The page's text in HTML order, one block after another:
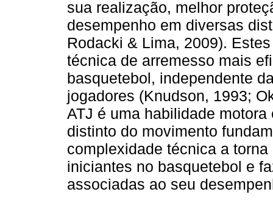
sua realização, melhor
desempenho em diversas
Rodacki & Lima, 2009).
técnica de arremesso mais
basquetebol, independente
jogadores (Knudson, 1993;
ATJ é uma habilidade
distinto do movimento
complexidade técnica a
iniciantes no basquetebol e
associadas ao seu